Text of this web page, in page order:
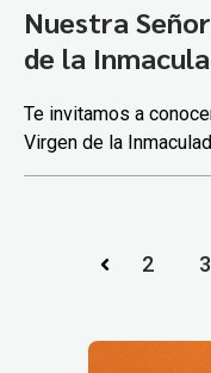
Nuestra
de la
Te invitamos a
Virgen de la
2 3